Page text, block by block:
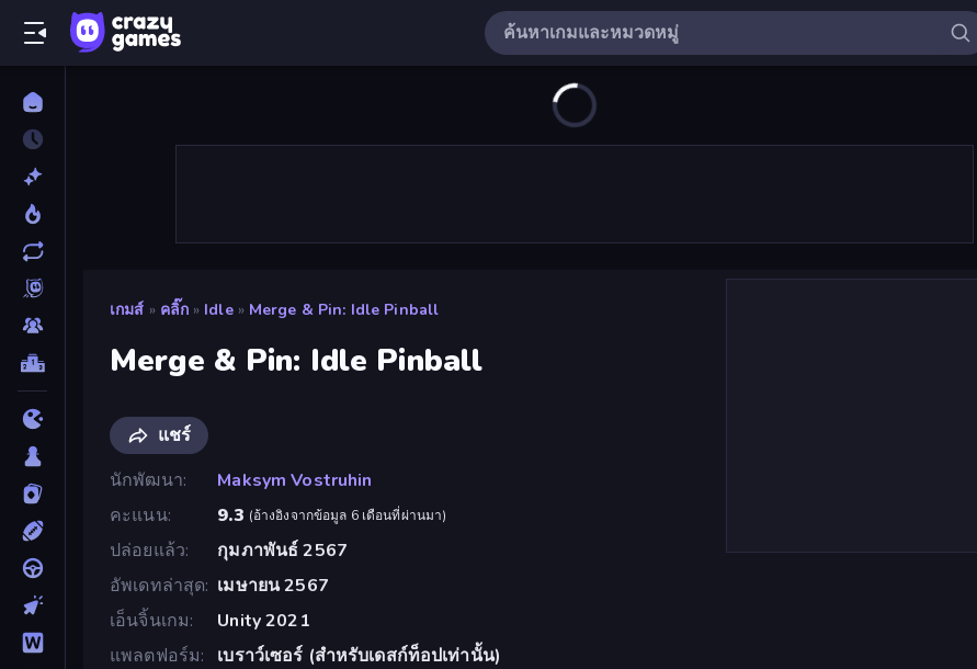
เกมส์ » คลิ๊ก » Idle » Merge & Pin: Idle Pinball
Merge & Pin: Idle Pinball
แชร์
นักพัฒนา
Maksym Vostruhin
คะแนน
9.3 (อ้างอิงจากข้อมูล 6 เดือนที่ผ่านมา)
ปล่อยแล้ว
กุมภาพันธ์ 2567
อัพเดทล่าสุด เมษายน 2567
เอ็นจิ้นเกม
Unity 2021
แพลตฟอร์ม
เบราว์เซอร์ (สำหรับเดสก์ท็อปเท่านั้น)